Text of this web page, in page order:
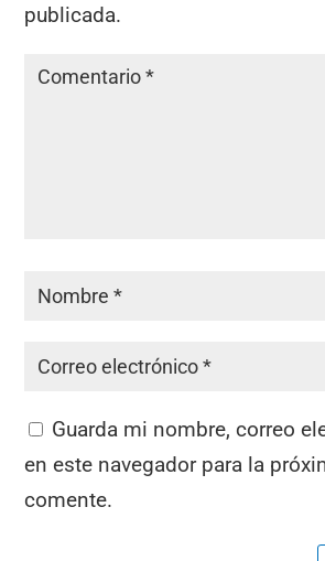
publicada.
Guarda mi nombre, correo
en este navegador para la
comente.